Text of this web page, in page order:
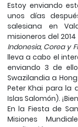
Estoy enviando
unos días
salesiana en
misioneros del
Indonesia, Corea y
lleva a cabo el
enviando 3 de
Swazilandia a
Peter Khai para la
Islas Salomón).
En la Fiesta de
Misiones